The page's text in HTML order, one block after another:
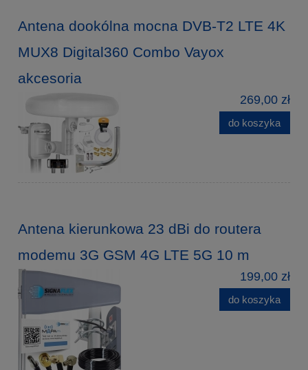
Antena dookólna mocna DVB-T2 LTE 4K
MUX8 Digital360 Combo Vayox
akcesoria
269,00 zł
do koszyka
Antena kierunkowa 23 dBi do routera
modemu 3G GSM 4G LTE 5G 10 m
199,00 zł
do koszyka